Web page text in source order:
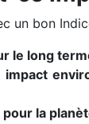
un bon
le long
la